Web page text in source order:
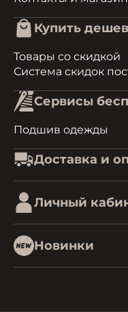
Купить
Товары со скидкой
Система скидок
Сервисы
Подшив одежды
Доставка и
Личный
Новинки